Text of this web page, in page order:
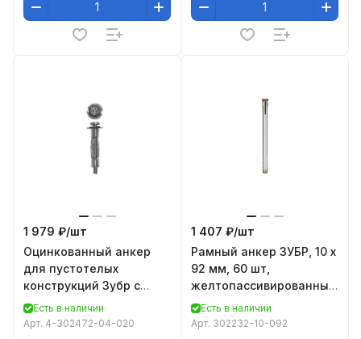
1 979 ₽/шт
Оцинкованный анкер
для пустотелых
конструкций Зубр с
винтом PH2&SL,
М4x21x5мм, ТФ2, 300шт
Есть в наличии
Арт. 4-302472-04-020
1 407 ₽/шт
Рамный анкер ЗУБР, 10 x
92 мм, 60 шт,
желтопассивированный,
302232-10-092
Есть в наличии
Арт. 302232-10-092